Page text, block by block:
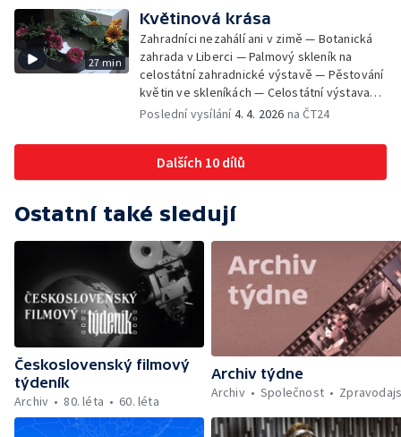
nových příslušníků Pohraniční stráže —
Výcvik jednotek Lidových milicí — Schůzka
prezidenta a premiéra o rozhovor nejen o
nadcházejících volbách — Generální tajemník
NATO v Praze a proces přijetí ČR — Povodeň
na Olomoucku — Povodeň na Mělnicku a
Litoměřicku — Umění do světa roznesly
33. pražský arcibiskup
27 min
Květinová krása
Zahradníci nezahálí ani v zimě — Botanická
zahrada v Liberci — Palmový skleník na
celostátní zahradnické výstavě — Pěstování
květin ve skleníkách — Celostátní výstava
okrasného zahradnictví v Olomouci —
zemědělské školy — Pěstování konvalinek
— Celostátní výstava okrasného
zahradnictví v Olomouci — Prodejní
— Rododendrony v arboretu u Opavy —
labuti
Poslední vysílání4. 4. 2026 na ČT24
Dalších 10 dílů
Ostatní také sledují
Československý filmový
týdeník
Archiv
80. léta 60. léta
Archiv týdne
Archiv
Společnost